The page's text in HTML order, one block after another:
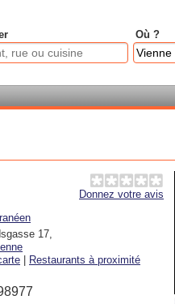
Où ?
Donnez votre avis
17,
Restaurants à proximité